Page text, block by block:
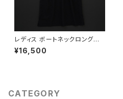
レディス ボートネックロングワ
ンピース 7分袖 黒×灰
¥16,500
CATEGORY